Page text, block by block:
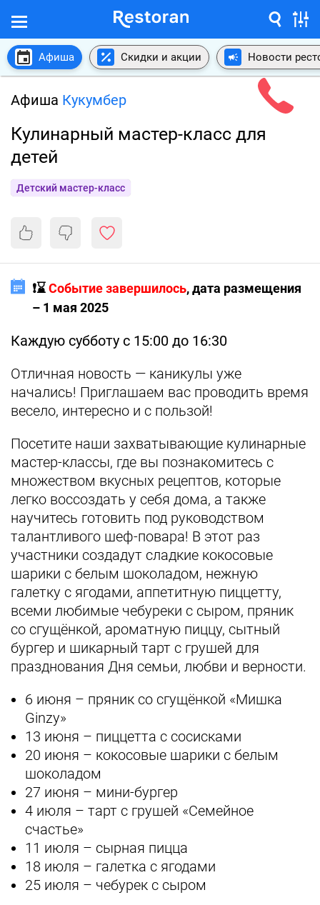
Афиша Скидки и акции Новости
Афиша Кукумбер
Кулинарный мастер-класс для
детей
Детский мастер-класс
❗️⌛️Событие завершилось, дата размещения
– 1 мая 2025
Каждую субботу с 15:00 до 16:30
Отличная новость — каникулы уже
начались! Приглашаем вас проводить время
весело, интересно и с пользой!
Посетите наши захватывающие кулинарные
мастер-классы, где вы познакомитесь с
множеством вкусных рецептов, которые
легко воссоздать у себя дома, а также
научитесь готовить под руководством
талантливого шеф-повара! В этот раз
участники создадут сладкие кокосовые
шарики с белым шоколадом, нежную
галетку с ягодами, аппетитную пиццетту,
всеми любимые чебуреки с сыром, пряник
со сгущёнкой, ароматную пиццу, сытный
бургер и шикарный тарт с грушей для
празднования Дня семьи, любви и верности.
6 июня – пряник со сгущёнкой «Мишка
Ginzy»
13 июня – пиццетта с сосисками
20 июня – кокосовые шарики с белым
шоколадом
27 июня – мини-бургер
4 июля – тарт с грушей «Семейное
счастье»
11 июля – сырная пицца
18 июля – галетка с ягодами
25 июля – чебурек с сыром